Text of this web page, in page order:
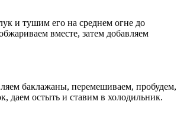
и тушим его на среднем огне до
вместе, затем добавляем
баклажаны, перемешиваем, пробудем,
даем остыть и ставим в холодильник.